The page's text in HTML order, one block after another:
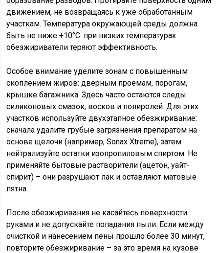
движением, не возвращаясь к уже обработанным
участкам. Температура окружающей среды должна
быть не ниже +10°C: при низких температурах
обезжириватели теряют эффективность.
Особое внимание уделите зонам с повышенным
скоплением жиров: дверным проемам, порогам,
крышке багажника. Здесь часто остаются следы
силиконовых смазок, восков и полиролей. Для этих
участков используйте двухэтапное обезжиривание:
сначала удалите грубые загрязнения препаратом на
основе щелочи (например, Sonax Xtreme), затем
нейтрализуйте остатки изопропиловым спиртом. Не
применяйте бытовые растворители (ацетон, уайт-
спирит) – они разрушают лак и оставляют матовые
пятна.
После обезжиривания не касайтесь поверхности
руками и не допускайте попадания пыли. Если между
очисткой и нанесением пены прошло более 30 минут,
повторите обезжиривание – за это время на кузове